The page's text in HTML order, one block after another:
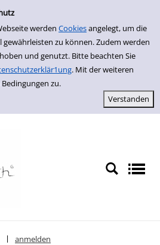
werden Cookiesangelegt, um die
zu können. Zudem werden
und genutzt. Bitte beachten Sie
. Mit der weiteren
zu.
anmelden